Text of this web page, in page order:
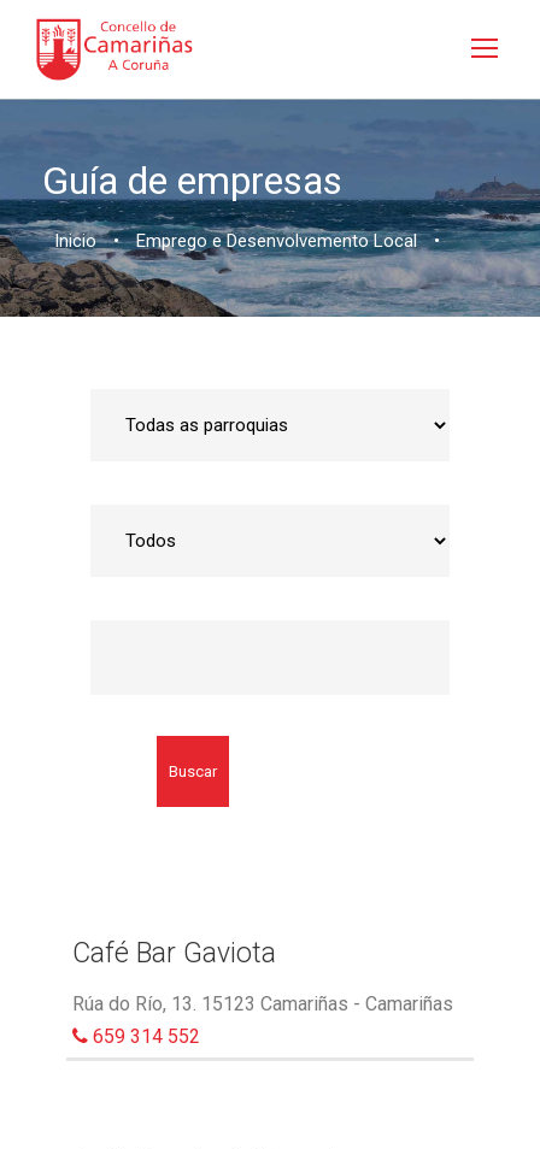
Guía de empresas
Inicio • Emprego e Desenvolvemento Local •
Buscar
Café Bar Gaviota
Rúa do Río, 13. 15123 Camariñas - Camariñas
659 314 552